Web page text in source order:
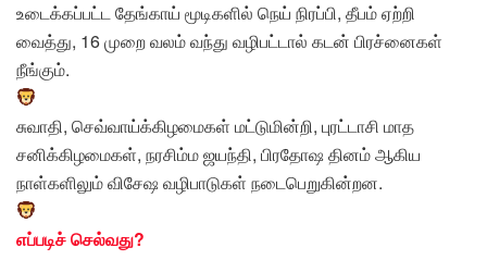
உடைக்கப்பட்ட தேங்காய் மூடிகளில் நெய் நிரப்பி, தீபம் ஏற்றி
வைத்து, 16 முறை வலம் வந்து வழிபட்டால் கடன் பிரச்னைகள்
நீங்கும்.
சுவாதி, செவ்வாய்க்கிழமைகள் மட்டுமின்றி, புரட்டாசி மாத
சனிக்கிழமைகள், நரசிம்ம ஜயந்தி, பிரதோஷ தினம் ஆகிய
நாள்களிலும் விசேஷ வழிபாடுகள் நடைபெறுகின்றன.
எப்படிச் செல்வது?